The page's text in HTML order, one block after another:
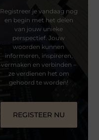
Registreer je vandaag nog
en begin met het delen
van jouw unieke
perspectief. Jouw
woorden kunnen
informeren, inspireren,
vermaken en verbinden –
ze verdienen het om
gehoord te worden!
REGISTEER NU